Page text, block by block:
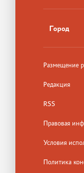
Город
Размещение
Редакция
RSS
Правовая
Условия
Политика